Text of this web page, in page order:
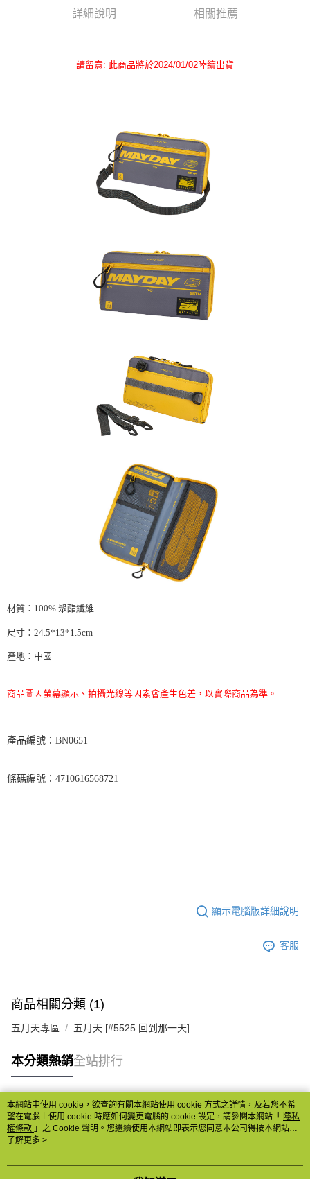
每筆NT$65，滿NT$1,000(含以上)免運費
每筆NT$65，滿NT$1,000(含以上)免運費
每筆NT$65，滿NT$1,000(含以上)免運費
每筆NT$85，滿NT$1,000(含以上)免運費
詳細說明 相關推薦
請留意: 此商品將於2024/01/02陸續出貨
材質： 100% 聚酯纖維
尺寸： 24.5*13*1.5cm
產地：中國
商品圖因螢幕顯示、拍攝光線等因素會產生色差，以實際商品為準。
產品編號： BN0651
條碼編號： 4710616568721
顯示電腦版詳細說明
客服
商品相關分類 (1)
五月天專區 五月天 [#5525 回到那一天]
本分類熱銷全站排行
熱門標籤
本網站中使用 cookie，欲查詢有關本網站使用 cookie 方式之詳情，及若您不希
望在電腦上使用 cookie 時應如何變更電腦的 cookie 設定，請參閱本網站「 隱私
權條款 」之 Cookie 聲明。您繼續使用本網站即表示您同意本公司得按本網站使
用條款之 Cookie 聲明使用 cookie。
了解更多 >